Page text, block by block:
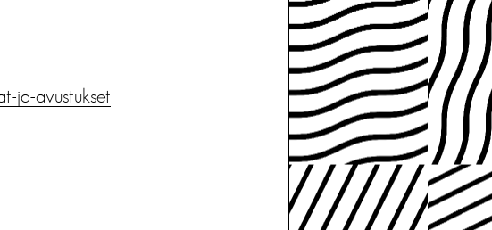
ja-avustukset